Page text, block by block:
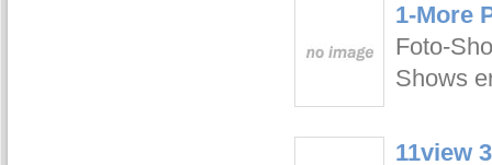
1-More
Foto-
Shows
11view